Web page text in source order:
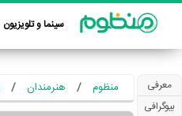
سینما و تلویزیون
معرفی
بیوگرافی
منظوم هنرمندان